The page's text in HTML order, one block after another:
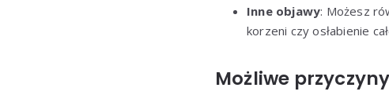
Inne objawy: Możesz
korzeni czy osłabienie
Możliwe